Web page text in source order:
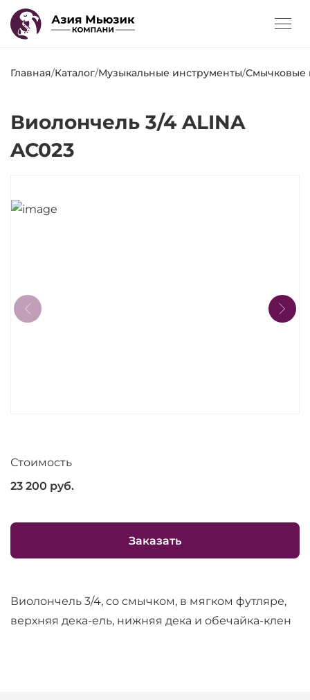
Главная/Каталог/Музыкальные инструменты/Смычковые
Виолончель 3/4 ALINA
AC023
Стоимость
23 200 руб.
Заказать
Виолончель 3/4, со смычком, в мягком футляре,
верхняя дека-ель, нижняя дека и обечайка-клен